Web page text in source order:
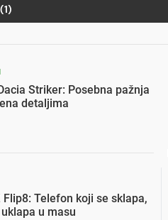
Striker: Posebna pažnja
detaljima
Flip8: Telefon koji se sklapa,
u masu